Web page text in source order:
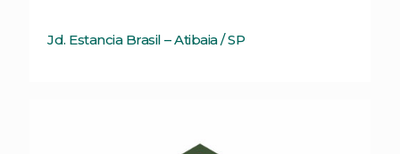
Jd. Estancia Brasil – Atibaia / SP